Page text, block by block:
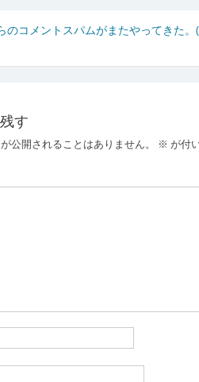
のコメントスパムがまたやってきた。
す
公開されることはありません。 ※ が付